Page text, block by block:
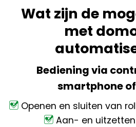
Wat zijn de
met
Bediening via
smartphone
Openen en sluiten van
Aan- en